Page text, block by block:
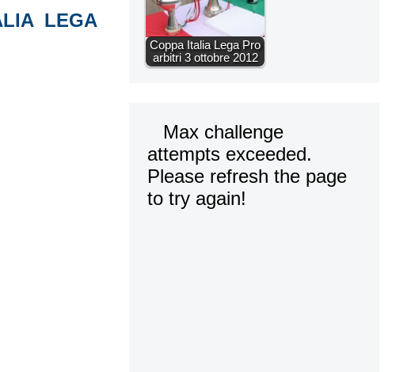
LEGA
Coppa Italia Lega Pro
arbitri 3 ottobre 2012